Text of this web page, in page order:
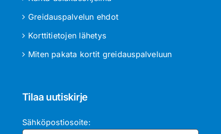
Greidauspalvelun ehdot
Korttitietojen lähetys
Miten pakata kortit greidauspalveluun
Tilaa uutiskirje
Sähköpostiosoite: